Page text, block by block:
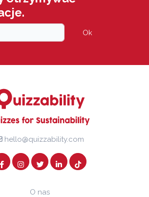
Ok
hello@quizzability.com
O nas